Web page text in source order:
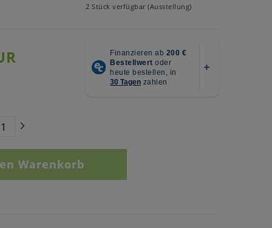
2 Stück verfügbar (Ausstellung)
Warenkorb